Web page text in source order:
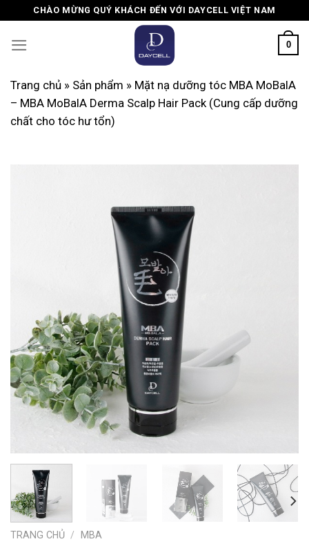
content
CHÀO MỪNG QUÝ KHÁCH ĐẾN VỚI DAYCELL VIỆT NAM
0
Trang chủ » Sản phẩm » Mặt nạ dưỡng tóc MBA MoBalA
– MBA MoBalA Derma Scalp Hair Pack (Cung cấp dưỡng
chất cho tóc hư tổn)
TRANG CHỦ / MBA